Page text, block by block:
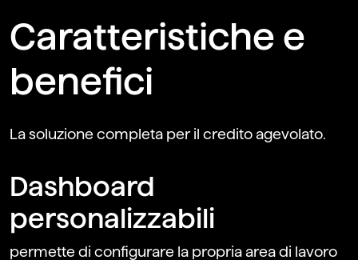
Caratteristiche e
benefici
La soluzione completa per il credito agevolato
Dashboard
personalizzabili
permette di configurare la propria area di lavoro